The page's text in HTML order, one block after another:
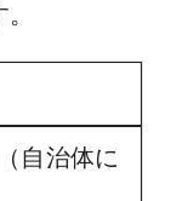
自治体に